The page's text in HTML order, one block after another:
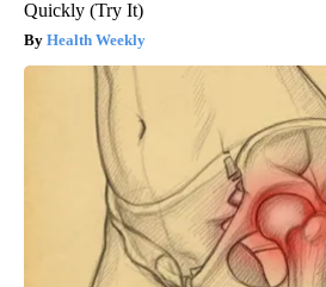
Quickly (Try It)
Health Weekly